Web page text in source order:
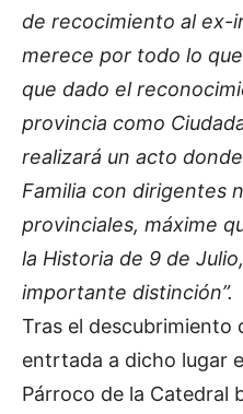
de recocimiento al ex-
merece por todo lo
que dado el
provincia como
realizará un acto
Familia con dirigentes
provinciales, máxime
la Historia de 9 de
importante distinción”.
Tras el descubrimiento
entrtada a dicho lugar
Párroco de la Catedral